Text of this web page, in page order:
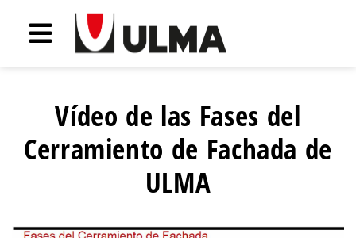
Vídeo de las Fases del
Cerramiento de Fachada de
ULMA